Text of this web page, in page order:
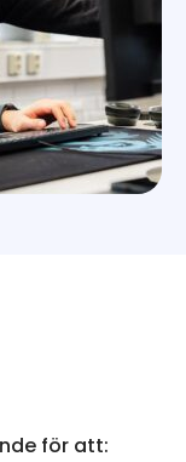
för att: